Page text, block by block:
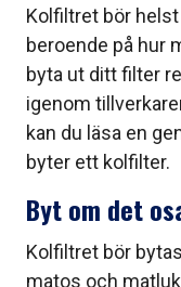
Kolfiltret bör helst
beroende på hur
byta ut ditt filter
igenom
kan du läsa en
byter ett kolfilter.
Byt om det
Kolfiltret bör
matos och